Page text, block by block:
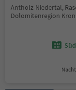
Antholz-Niedertal,
Dolomitenregion